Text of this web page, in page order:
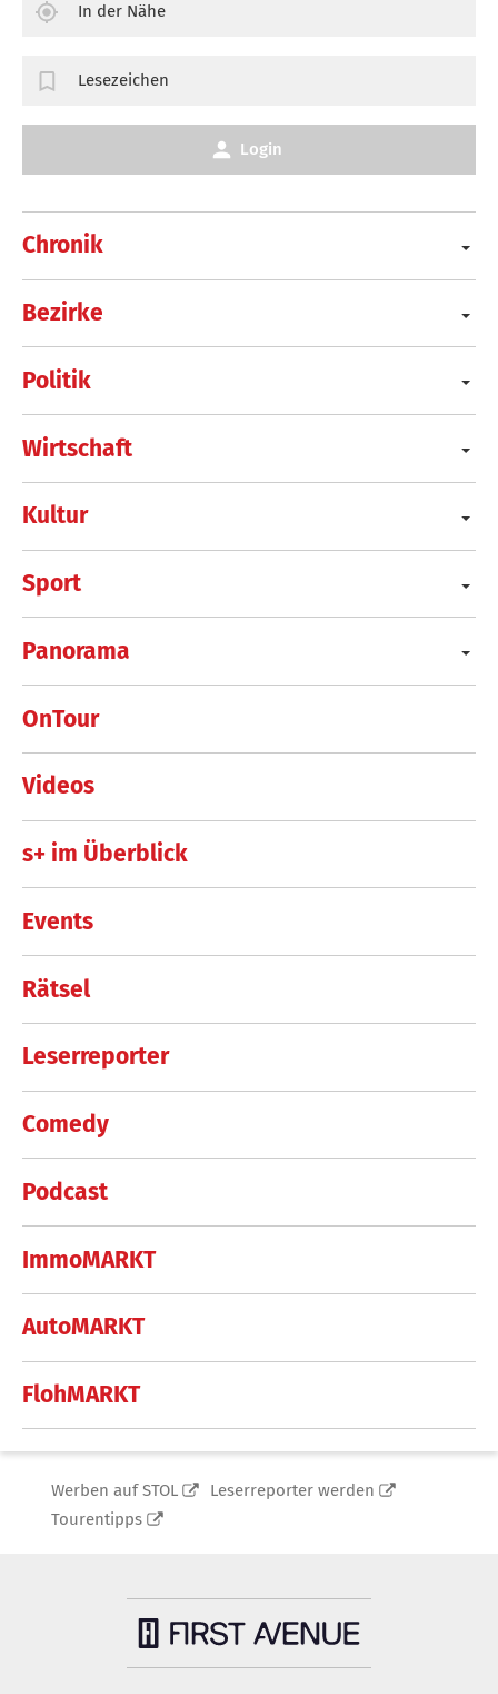
Chronik
Bezirke
Politik
Wirtschaft
Kultur
Sport
Panorama
OnTour
Videos
s+ im Überblick
Events
Rätsel
Leserreporter
Comedy
Podcast
ImmoMARKT
AutoMARKT
FlohMARKT
In der Nähe
Lesezeichen
Login
Werben auf STOL
Leserreporter werden
Tourentipps